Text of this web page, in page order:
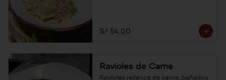
S/ 54.00
Ravioles de Carne
Ravioles rellenos de carne, bañados